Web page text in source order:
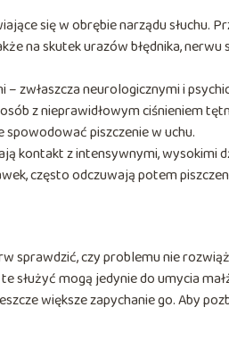
się w obrębie narządu słuchu.
na skutek urazów błędnika, nerwu
zwłaszcza neurologicznymi i
z nieprawidłowym ciśnieniem
piszczenie w uchu.
kontakt z intensywnymi, wysokimi
często odczuwają potem
sprawdzić, czy problemu nie
służyć mogą jedynie do umycia
większe zapychanie go. Aby